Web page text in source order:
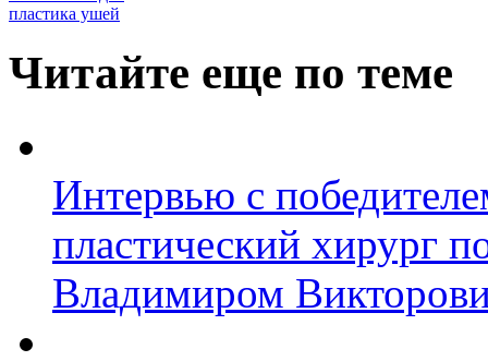
пластика ушей
Читайте еще по теме
Интервью с
пластический хирург
Владимиром